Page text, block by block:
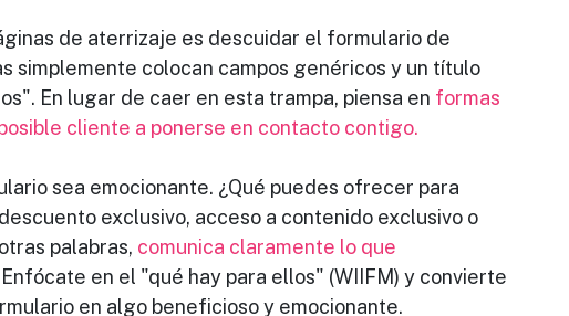
de aterrizaje es descuidar el formulario de
simplemente colocan campos genéricos y un título
En lugar de caer en esta trampa, piensa en formas
cliente a ponerse en contacto contigo.
sea emocionante. ¿Qué puedes ofrecer para
exclusivo, acceso a contenido exclusivo o
palabras, comunica claramente lo que
Enfócate en el "qué hay para ellos" (WIIFM) y convierte
en algo beneficioso y emocionante.